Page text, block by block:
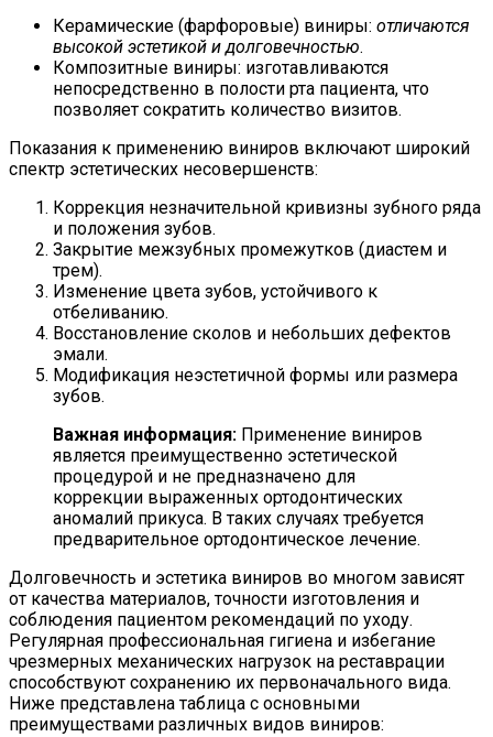
Керамические (фарфоровые) виниры: отличаются
высокой эстетикой и долговечностью.
Композитные виниры: изготавливаются
непосредственно в полости рта пациента, что
позволяет сократить количество визитов.
Показания к применению виниров включают широкий
спектр эстетических несовершенств:
Коррекция незначительной кривизны зубного ряда
и положения зубов.
Закрытие межзубных промежутков (диастем и
трем).
Изменение цвета зубов, устойчивого к
отбеливанию.
Восстановление сколов и небольших дефектов
эмали.
Модификация неэстетичной формы или размера
зубов.
Важная информация: Применение виниров
является преимущественно эстетической
процедурой и не предназначено для
коррекции выраженных ортодонтических
аномалий прикуса. В таких случаях требуется
предварительное ортодонтическое лечение.
Долговечность и эстетика виниров во многом зависят
от качества материалов, точности изготовления и
соблюдения пациентом рекомендаций по уходу.
Регулярная профессиональная гигиена и избегание
чрезмерных механических нагрузок на реставрации
способствуют сохранению их первоначального вида.
Ниже представлена таблица с основными
преимуществами различных видов виниров: